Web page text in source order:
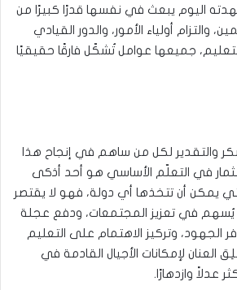
شهدته اليوم يبعث في نفسها قدرًا كبيرًا من
والتزام أولياء الأمور، والدور القيادي
جميعها عوامل تُشكّل فارقًا حقيقيًا
والتقدير لكل من ساهم في إنجاح هذا
في التعلّم الأساسي هو أحد أذكى
التي يمكن أن تتخذها أي دولة، فهو لا يقتصر
يُسهم في تعزيز المجتمعات، ودفع عجلة
الجهود، وتركيز الاهتمام على التعليم
العنان لإمكانات الأجيال القادمة في
عدلاً وازدهارًا.